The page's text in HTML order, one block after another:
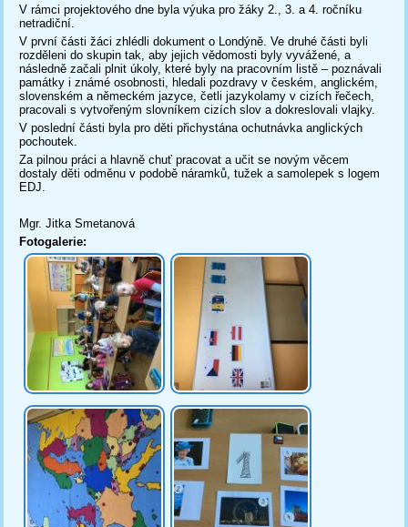
V rámci projektového dne byla výuka pro žáky 2., 3. a 4. ročníku
netradiční.
V první části žáci zhlédli dokument o Londýně. Ve druhé části byli
rozděleni do skupin tak, aby jejich vědomosti byly vyvážené, a
následně začali plnit úkoly, které byly na pracovním listě – poznávali
památky i známé osobnosti, hledali pozdravy v českém, anglickém,
slovenském a německém jazyce, četli jazykolamy v cizích řečech,
pracovali s vytvořeným slovníkem cizích slov a dokreslovali vlajky.
V poslední části byla pro děti přichystána ochutnávka anglických
pochoutek.
Za pilnou práci a hlavně chuť pracovat a učit se novým věcem
dostaly děti odměnu v podobě náramků, tužek a samolepek s logem
EDJ.
Mgr. Jitka Smetanová
Fotogalerie: